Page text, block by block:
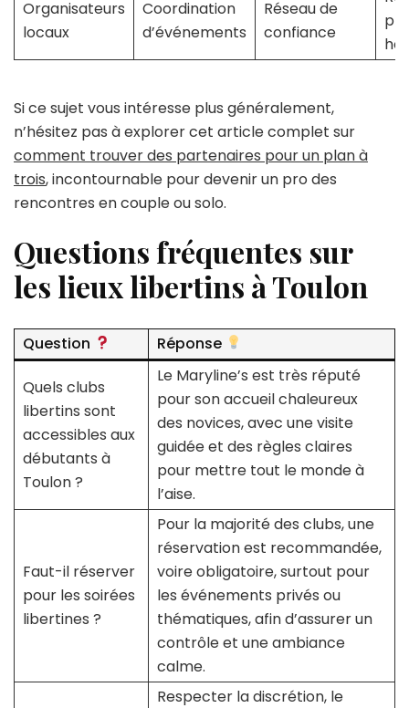
Organisateurs
locaux
Coordination
d’événements
Réseau de
confiance
Si ce sujet vous intéresse plus généralement,
n’hésitez pas à explorer cet article complet sur
comment trouver des partenaires pour un plan à
trois, incontournable pour devenir un pro des
rencontres en couple ou solo.
Questions fréquentes sur
les lieux libertins à Toulon
Question Réponse
Quels clubs
libertins sont
accessibles aux
débutants à
Toulon ?
Le Maryline’s est très réputé
pour son accueil chaleureux
des novices, avec une visite
guidée et des règles claires
pour mettre tout le monde à
l’aise.
Faut-il réserver
pour les soirées
libertines ?
Pour la majorité des clubs, une
réservation est recommandée,
voire obligatoire, surtout pour
les événements privés ou
thématiques, afin d’assurer un
contrôle et une ambiance
calme.
Respecter la discrétion, le